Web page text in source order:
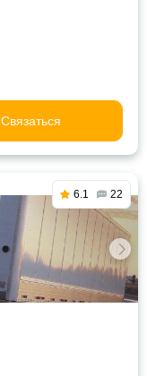
Связаться
6.1 22